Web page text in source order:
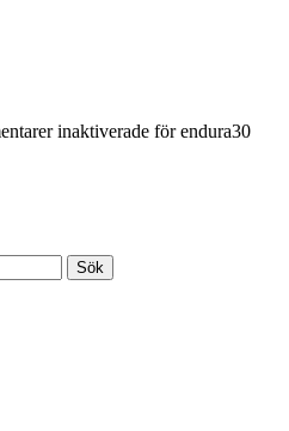
inaktiverade för endura30
Sök